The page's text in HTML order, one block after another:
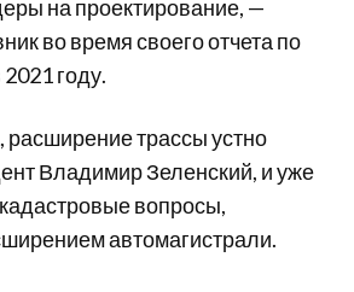
на проектирование, —
во время своего отчета по
году.
трассы устно
Владимир Зеленский, и уже
вопросы,
автомагистрали.